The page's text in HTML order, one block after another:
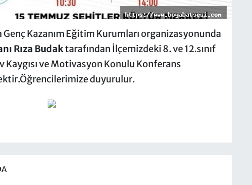
Kazanım Eğitim Kurumları organizasyonunda
Rıza Budaktarafından İlçemizdeki 8. ve 12.sınıf
Kaygısı ve Motivasyon Konulu Konferans
ze duyurulur.